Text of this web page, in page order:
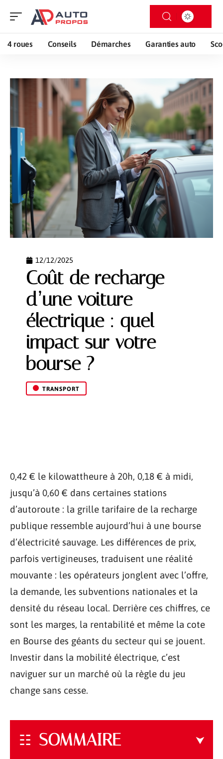
4 roues Conseils Démarches Garanties auto
12/12/2025
Coût de recharge
d’une voiture
électrique : quel
impact sur votre
bourse ?
TRANSPORT
0,42 € le kilowattheure à 20h, 0,18 € à midi,
jusqu’à 0,60 € dans certaines stations
d’autoroute : la grille tarifaire de la recharge
publique ressemble aujourd’hui à une bourse
d’électricité sauvage. Les différences de prix,
parfois vertigineuses, traduisent une réalité
mouvante : les opérateurs jonglent avec l’offre,
la demande, les subventions nationales et la
densité du réseau local. Derrière ces chiffres, ce
sont les marges, la rentabilité et même la cote
en Bourse des géants du secteur qui se jouent.
Investir dans la mobilité électrique, c’est
naviguer sur un marché où la règle du jeu
change sans cesse.
SOMMAIRE